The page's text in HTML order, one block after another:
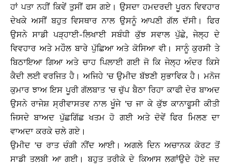
ਹਾਂ ਪਤਾ ਨਹੀਂ ਕਿਵੇਂ ਤੁਸੀਂ ਫਸ ਗਏ। ਉਸਦਾ ਹਮਦਰਦੀ ਪੂਰਨ ਵਿਵਹਾਰ
ਦੇਖਕੇ ਅਸੀਂ ਬਹੁਤ ਵਿਸਥਾਰ ਨਾਲ ਉਸਨੂੰ ਆਪਣੀ ਗੱਲ ਦੱਸੀ। ਫਿਰ
ਉਸਨੇ ਸਾਡੀ ਪੜ੍ਹਾਈ-ਲਿਖਾਈ ਸਬੰਧੀ ਕੁੱਝ ਸਵਾਲ ਪੁੱਛੇ, ਜੇਲ੍ਹ ਦੇ
ਵਿਵਹਾਰ ਅਤੇ ਮਹੌਲ ਬਾਰੇ ਪੁੱਛਿਆ ਅਤੇ ਕੋਸਿਆ ਵੀ। ਸਾਨੂੰ ਕੁਰਸੀ ਤੇ
ਬਿਠਾਇਆ ਗਿਆ ਅਤੇ ਚਾਹ ਪਿਲਾਈ ਗਈ ਜੋ ਕਿ ਜੇਲ੍ਹ ਅੰਦਰ ਕਿਸੇ
ਕੈਦੀ ਲਈ ਵਰਜਿਤ ਹੈ। ਅਜਿਹੇ ’ਚ ਉਮੀਦ ਬੱਝਣੀ ਸੁਭਾਵਿਕ ਹੈ। ਮਨੋਜ
ਕੁਮਾਰ ਝਾਅ ਇਸ ਪੂਰੀ ਗੱਲਬਾਤ ’ਚ ਚੁੱਪ ਬੈਠਾ ਰਿਹਾ ਕਾਫੀ ਦੇਰ ਬਾਅਦ
ਉਸਨੇ ਰਾਜੇਸ਼ ਸ੍ਰੀਵਾਸਤਵ ਨਾਲ ਖੂੰਜੇ ’ਚ ਜਾ ਕੇ ਕੁੱਝ ਕਾਨਾਫੂਸੀ ਕੀਤੀ
ਜਿਸਦੇ ਬਾਅਦ ਪੁੱਛਗਿੱਛ ਖਤਮ ਹੋ ਗਈ ਅਤੇ ਦੋਵੇਂ ਫਿਰ ਮਿਲਣ ਦਾ
ਵਾਅਦਾ ਕਰਕੇ ਚਲੇ ਗਏ।
ਉਮੀਦ ’ਚ ਰਾਤ ਚੰਗੀ ਨੀਂਦ ਆਈ। ਅਗਲੇ ਦਿਨ ਅਚਾਨਕ ਕੋਰਟ ਤੋਂ
ਸਾਡੀ ਤਲਬੀ ਆ ਗਈ। ਬਹੁਤ ਤਰੀਕੇ ਦੇ ਕਿਆਸ ਲਗਾਂਉਦੇ ਹੋਏ ਜਦ